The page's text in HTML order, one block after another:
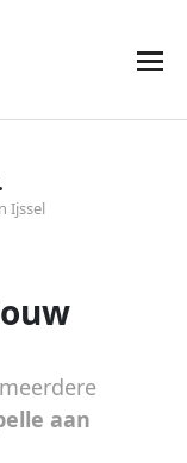
Ijssel
aan